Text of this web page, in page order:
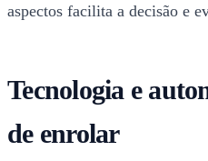
aspectos facilita a decisão e
Tecnologia e
de enrolar